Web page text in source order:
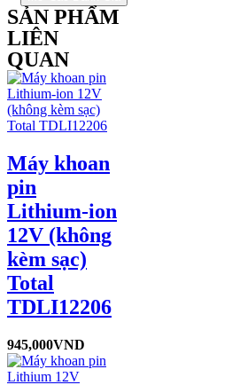
SẢN PHẨM
LIÊN
QUAN
Máy khoan
pin
Lithium-ion
12V (không
kèm sạc)
Total
TDLI12206
945,000VND